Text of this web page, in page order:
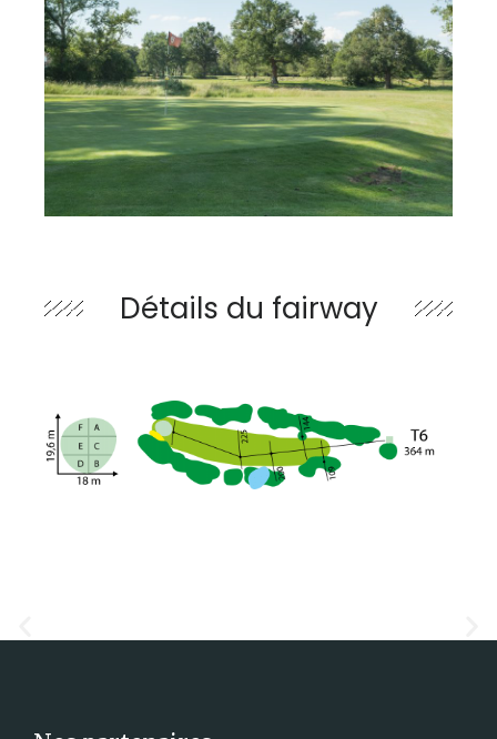
Détails du fairway